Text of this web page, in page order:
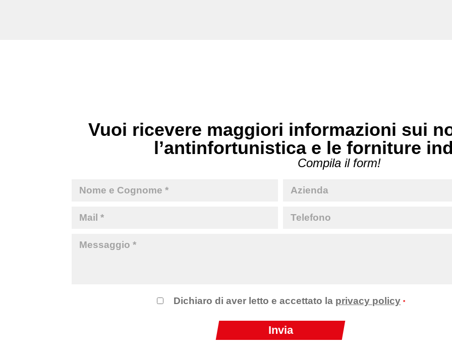
Vuoi ricevere maggiori informazioni sui
l’antinfortunistica e le forniture
Compila il form!
Dichiaro di aver letto e accettato la privacy policy *